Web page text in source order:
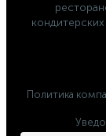
Политика